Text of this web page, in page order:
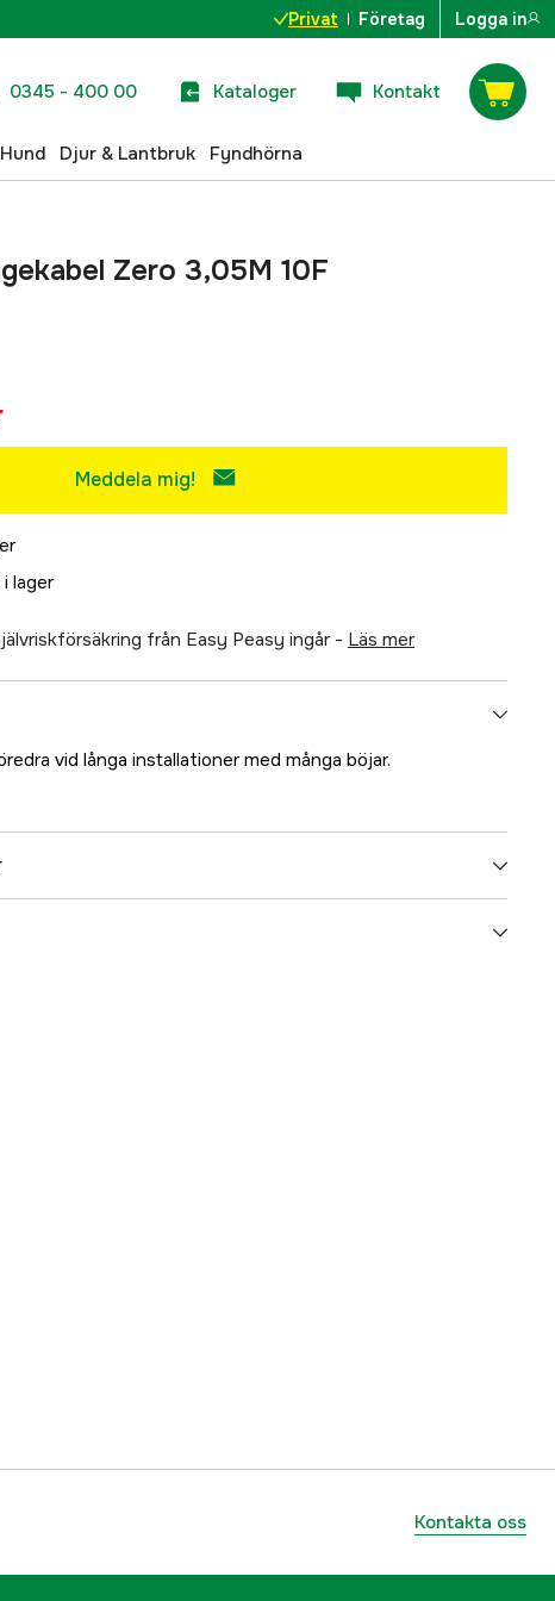
Privat Företag Logga in
0345 - 400 00 Kataloger Kontakt
Hund Djur & Lantbruk Fyndhörna
Zero 3,05M 10F
Meddela mig!
i lager
från Easy Peasy ingår - läs mer
vid långa installationer med många böjar.
Kontakta oss